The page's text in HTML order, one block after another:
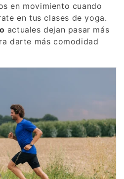
en movimiento cuando
en tus clases de yoga.
actuales dejan pasar más
darte más comodidad